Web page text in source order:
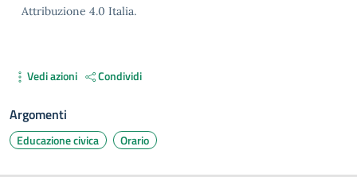
Attribuzione 4.0 Italia.
Vedi azioni Condividi
Argomenti
Educazione civica Orario